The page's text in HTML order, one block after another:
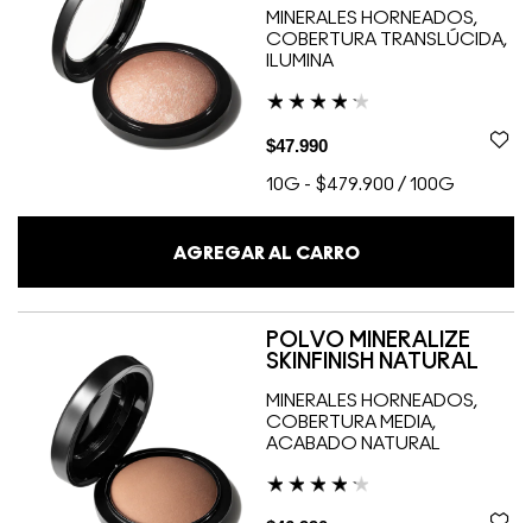
MINERALES HORNEADOS,
COBERTURA TRANSLÚCIDA,
ILUMINA
$47.990
10G - $479.900 / 100G
AGREGAR AL CARRO
POLVO MINERALIZE
SKINFINISH NATURAL
MINERALES HORNEADOS,
COBERTURA MEDIA,
ACABADO NATURAL